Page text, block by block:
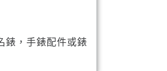
錶，手錶配件或錶